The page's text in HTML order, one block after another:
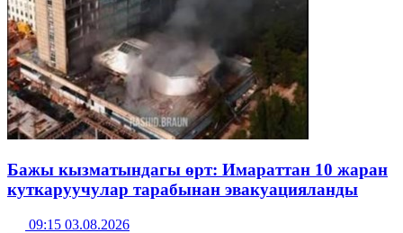
Бажы кызматындагы өрт: Имараттан 10 жаран
куткаруучулар тарабынан эвакуацияланды
09:15 03.08.2026